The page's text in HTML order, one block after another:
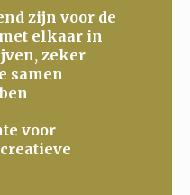
zijn voor de
elkaar in
zeker
samen
voor